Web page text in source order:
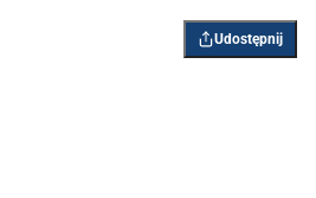
Udostępnij